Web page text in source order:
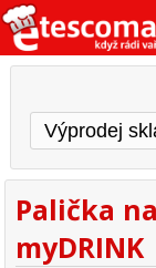
Palička
myDRINK